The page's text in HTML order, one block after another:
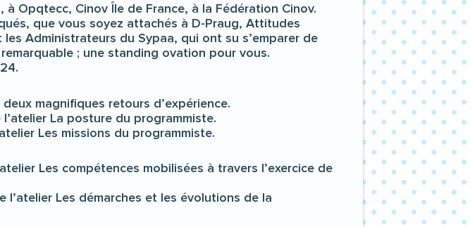
Opqtecc, Cinov Île de France, à la Fédération Cinov.
que vous soyez attachés à D-Praug, Attitudes
Administrateurs du Sypaa, qui ont su s’emparer de
; une standing ovation pour vous.
magnifiques retours d’expérience.
La posture du programmiste.
Les missions du programmiste.
Les compétences mobilisées à travers l’exercice de
Les démarches et les évolutions de la